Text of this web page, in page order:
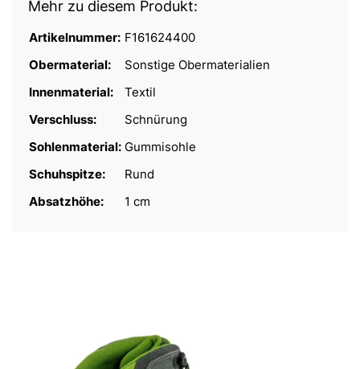
Mehr zu diesem Produkt:
Artikelnummer: F161624400
Obermaterial:
Sonstige Obermaterialien
Innenmaterial:
Textil
Verschluss:
Schnürung
Sohlenmaterial: Gummisohle
Schuhspitze:
Rund
Absatzhöhe:
1 cm